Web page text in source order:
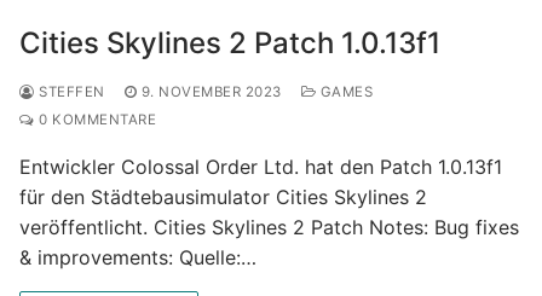
Cities Skylines 2 Patch 1.0.13f1
STEFFEN 9. NOVEMBER 2023
GAMES
0 KOMMENTARE
Entwickler Colossal Order Ltd. hat den Patch 1.0.13f1
für den Städtebausimulator Cities Skylines 2
veröffentlicht. Cities Skylines 2 Patch Notes: Bug fixes
& improvements: Quelle:…